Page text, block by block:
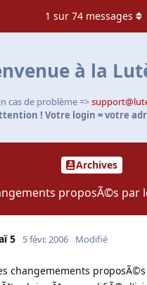
à la
cas de problème =>
! Votre login = votre
Archives
proposÃ©s par
1 sur 74 messages
5 5 févr. 2006 Modifié
changemements proposÃ©s